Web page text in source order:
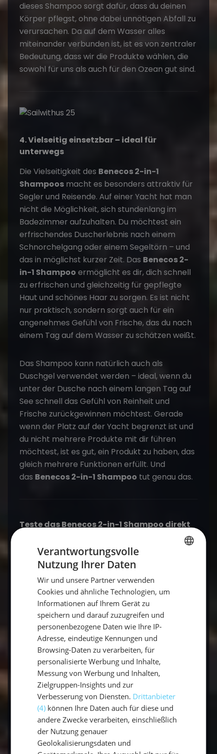
dieses Shampoo sorgt dafür, dass du deinen
Körper pflegst, ohne dabei unnötigen Abfall zu
verursachen. Da auf dem Wasser alles
miteinander verbunden ist, ist es von zentraler
Bedeutung, dass wir die Produkte wählen, die
sowohl für uns als auch für den Ozean gut sind.
4. Vielseitig einsetzbar – ideal für
unterwegs
Die Vielseitigkeit des Benecos 2-in-1
Shampoos macht es besonders attraktiv für
Segler und Reisende. Auf einer Yacht hat man
nicht die Möglichkeit, sich stundenlang im
Badezimmer aufzuhalten. Du möchtest ein
erfrischendes Duscherlebnis nach einem
Schnorchelgang oder einem Segeltörn – und
das in möglichst kurzer Zeit. Das Benecos 2-
in-1 Shampoo ermöglicht es dir, dich schnell
zu erfrischen und gleichzeitig für gepflegte
Haut und schönes Haar zu sorgen. Es ist nicht
nur praktisch, sondern sorgt auch für ein
angenehmes Gefühl von Frische, das du nach
einem Tag auf dem Wasser zu schätzen weißt.
Das Shampoo kann natürlich auch als
Duschgel verwendet werden – ideal, wenn du
unter der Dusche nach einem langen Tag auf
See schnell das Gefühl von Reinheit und
Frische zurückgewinnen möchtest. Gerade
wenn der Platz auf der Yacht begrenzt ist und
du nicht mehrere Produkte mit dir führen
möchtest, ist es gut, ein Produkt zu haben, das
gleich mehrere Funktionen erfüllt. Und
das Benecos 2-in-1 Shampoo tut genau das.
Teste dasBenecos 2-in-1 Shampoo direkt
Was gibt es Besseres, als ein Produkt direkt in
der Praxis auszuprobieren? Auf unseren
Yachten in Kroatien hast du die Möglichkeit,
Benecos 2-in-1 Shampoowährend
deines Segelurlaubs zu testen. Egal, ob du
durch die dalmatinische Küste segelst, an einer
der vielen Inseln haltmachst oder einfach die
frische Meeresluft genießt – das Shampoo
begleitet dich auf deinem Abenteuer. Und
solltest du dich nach dem Testen entscheiden,
dass es dir gefällt, kannst du das Produkt
direkt an Bord erwerben und
Rabattcodeverwenden, der auf der
Flasche sichtbar ist.
Verantwortungsvolle
Nutzung Ihrer Daten
Wir und unsere Partner verwenden
Cookies und ähnliche Technologien, um
Informationen auf Ihrem Gerät zu
speichern und darauf zuzugreifen und
personenbezogene Daten wie Ihre IP-
Adresse, eindeutige Kennungen und
Browsing-Daten zu verarbeiten, für
personalisierte Werbung und Inhalte,
Messung von Werbung und Inhalten,
Zielgruppen-Insights und zur
Verbesserung von Diensten. Drittanbieter
(4) können Ihre Daten auch für diese und
andere Zwecke verarbeiten, einschließlich
der Nutzung genauer
Geolokalisierungsdaten und